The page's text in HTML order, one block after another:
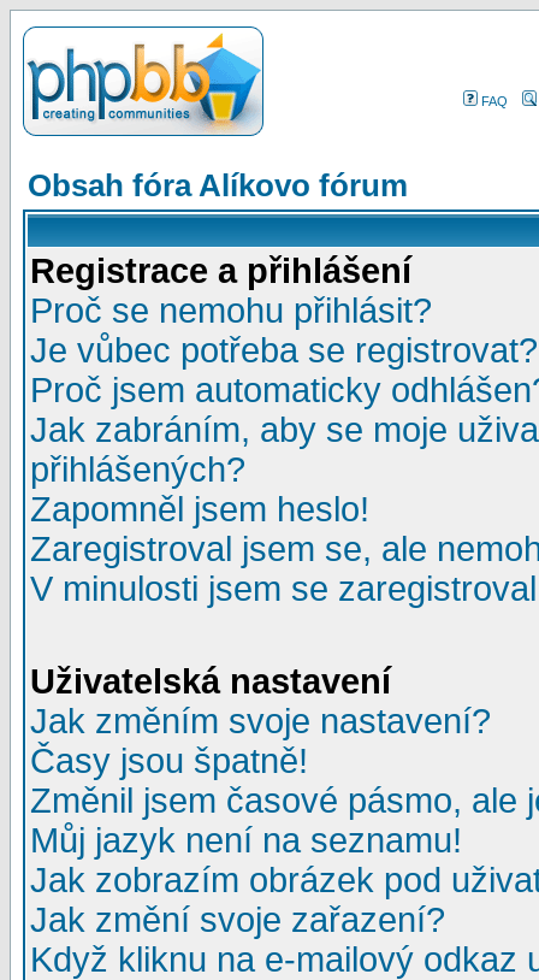
FAQ
Obsah fóra Alíkovo fórum
Registrace a přihlášení
Proč se nemohu přihlásit?
Je vůbec potřeba se registrovat?
Proč jsem automaticky
Jak zabráním, aby se moje
přihlášených?
Zapomněl jsem heslo!
Zaregistroval jsem se, ale
V minulosti jsem se
Uživatelská nastavení
Jak změním svoje nastavení?
Časy jsou špatně!
Změnil jsem časové pásmo, ale
Můj jazyk není na seznamu!
Jak zobrazím obrázek pod
Jak změní svoje zařazení?
Když kliknu na e-mailový odkaz